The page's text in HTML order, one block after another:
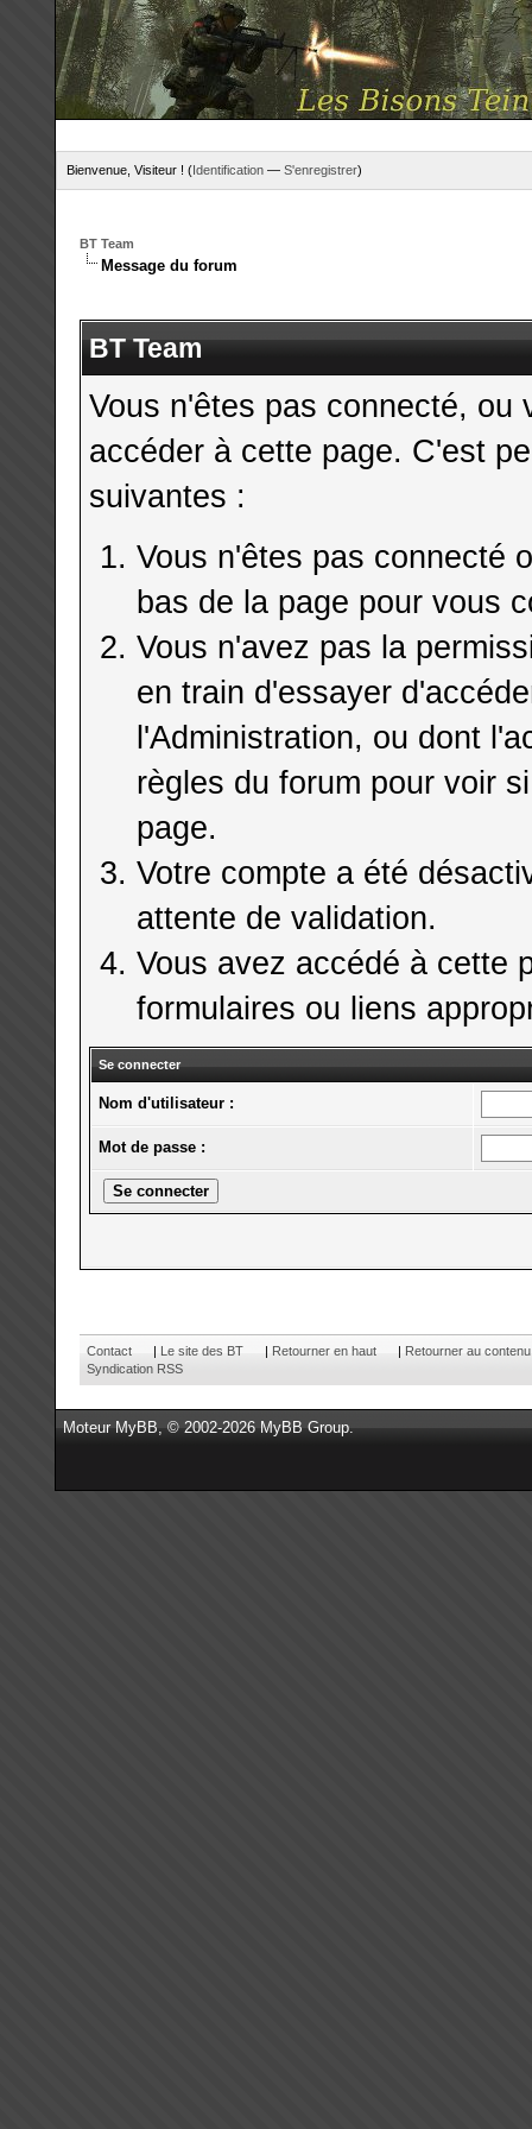
Bienvenue, Visiteur ! (Identification— S'enregistrer)
BT Team
Message du forum
BT Team
Vous n'êtes pas connecté, ou
accéder à cette page. C'est
suivantes :
Vous n'êtes pas connecté
bas de la page pour vous
Vous n'avez pas la
en train d'essayer
l'Administration, ou dont
règles du forum pour voir
page.
Votre compte a été
attente de validation.
Vous avez accédé à cette
formulaires ou liens
Se connecter
Nom d'utilisateur :
Mot de passe :
Contact | Le site des BT | Retourner en haut | Retourner au contenu
Syndication RSS
MoteurMyBB, © 2002-2026MyBB Group.